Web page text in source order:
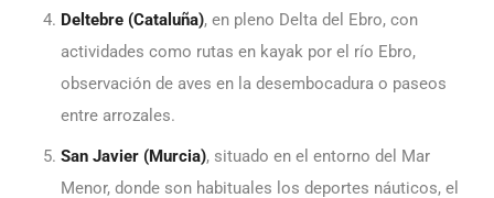
Deltebre (Cataluña), en pleno Delta del Ebro, con
actividades como rutas en kayak por el río Ebro,
observación de aves en la desembocadura o paseos
entre arrozales.
San Javier (Murcia), situado en el entorno del Mar
Menor, donde son habituales los deportes náuticos, el